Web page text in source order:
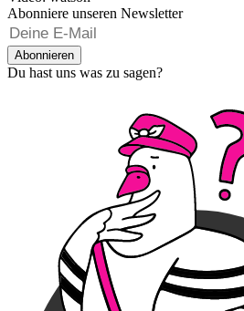
Abonniere unseren Newsletter
Abonnieren
Du hast uns was zu sagen?